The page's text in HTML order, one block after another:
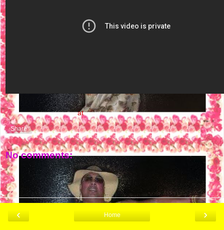
NASTY FLOW MUSIC at9:12 PM
Share
No comments:
Post a Comment
‹ ›
Home